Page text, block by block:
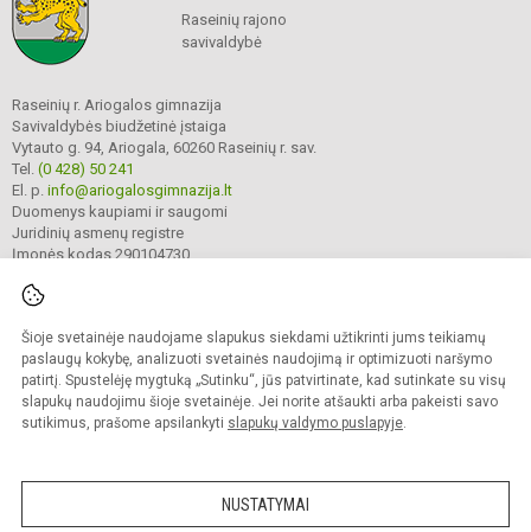
Šioje svetainėje naudojame slapukus siekdami užtikrinti jums teikiamų
paslaugų kokybę, analizuoti svetainės naudojimą ir optimizuoti naršymo
patirtį. Spustelėję mygtuką „Sutinku“, jūs patvirtinate, kad sutinkate su visų
slapukų naudojimu šioje svetainėje. Jei norite atšaukti arba pakeisti savo
sutikimus, prašome apsilankyti slapukų valdymo puslapyje.
NUSTATYMAI
Raseinių rajono
savivaldybė
Raseinių r. Ariogalos gimnazija
Savivaldybės biudžetinė įstaiga
Vytauto g. 94, Ariogala, 60260 Raseinių r. sav.
Tel. (0 428) 50 241
El. p. info@ariogalosgimnazija.lt
Duomenys kaupiami ir saugomi
Juridinių asmenų registre
Įmonės kodas 290104730
© 2022. Raseinių r. Ariogalos gimnazija. Visos teisės saugomos.
Kopijuoti turinį be raštiško gimnazijos sutikimo griežtai draudžiama.
Prieinamumo paraiška Slapukų valdymas
Sumanus būdas atnaujinti